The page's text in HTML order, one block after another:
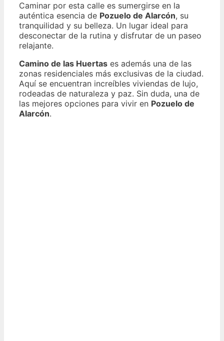
Caminar por esta calle es sumergirse en la
auténtica esencia de Pozuelo de Alarcón, su
tranquilidad y su belleza. Un lugar ideal para
desconectar de la rutina y disfrutar de un paseo
relajante.
Camino de las Huertas es además una de las
zonas residenciales más exclusivas de la ciudad.
Aquí se encuentran increíbles viviendas de lujo,
rodeadas de naturaleza y paz. Sin duda, una de
las mejores opciones para vivir en Pozuelo de
Alarcón.